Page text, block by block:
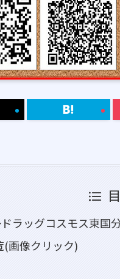
ラッグコスモス東国
(画像クリック)